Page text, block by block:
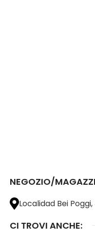
NEGOZIO/
Localidad Bei
CI TROVI ANCHE: